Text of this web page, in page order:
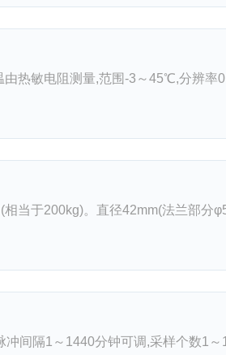
由热敏电阻测量,范围-3～45℃,分辨
当于200kg)。直径42mm(法兰部分
间隔1～1440分钟可调,采样个数1